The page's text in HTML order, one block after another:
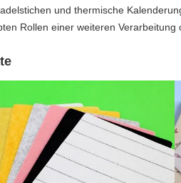
und thermische
Rollen einer weiteren